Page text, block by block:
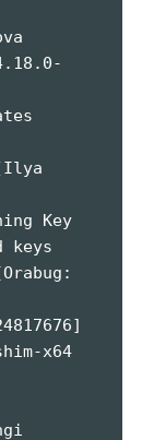
Key
keys
x64